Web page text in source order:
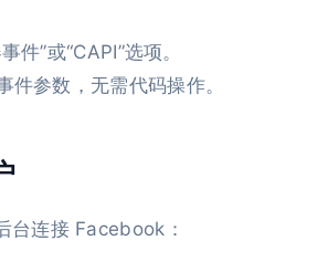
件”或“CAPI”选项。
件参数，无需代码操作。
台连接 Facebook：